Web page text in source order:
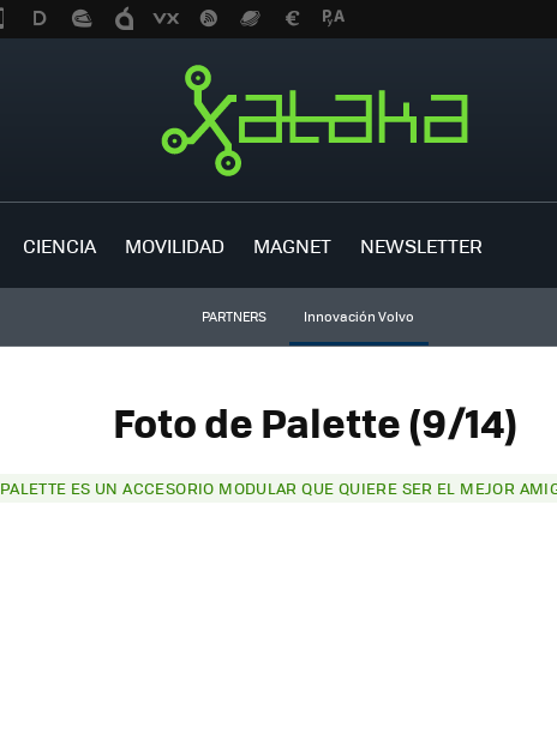
CIENCIA MOVILIDAD MAGNET NEWSLETTER
PARTNERS Innovación Volvo
Foto de Palette (9/14)
PALETTE ES UN ACCESORIO MODULAR QUE QUIERE SER EL MEJOR